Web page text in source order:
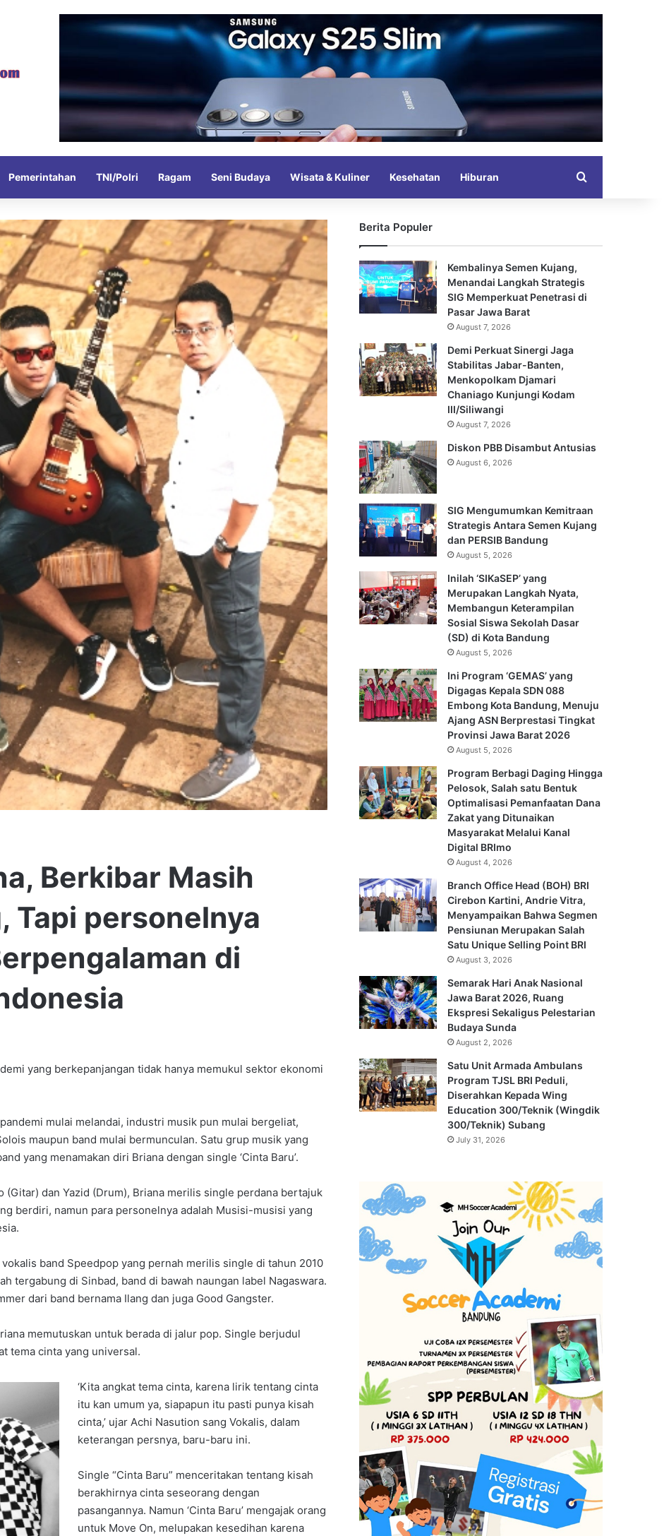
Pemerintahan TNI/Polri Ragam Seni Budaya Wisata & Kuliner Kesehatan Hiburan
Berkibar Masih
Tapi personelnya
di
yang berkepanjangan tidak hanya memukul sektor ekonomi
mulai melandai, industri musik pun mulai bergeliat,
maupun band mulai bermunculan. Satu grup musik yang
yang menamakan diri Briana dengan single ‘Cinta Baru’.
(Gitar) dan Yazid (Drum), Briana merilis single perdana bertajuk
berdiri, namun para personelnya adalah Musisi-musisi yang
band Speedpop yang pernah merilis single di tahun 2010
tergabung di Sinbad, band di bawah naungan label Nagaswara.
dari band bernama Ilang dan juga Good Gangster.
memutuskan untuk berada di jalur pop. Single berjudul
tema cinta yang universal.
‘Kita angkat tema cinta, karena lirik tentang cinta
itu kan umum ya, siapapun itu pasti punya kisah
cinta,’ ujar Achi Nasution sang Vokalis, dalam
keterangan persnya, baru-baru ini.
Single “Cinta Baru” menceritakan tentang kisah
berakhirnya cinta seseorang dengan
pasangannya. Namun ‘Cinta Baru’ mengajak orang
untuk Move On, melupakan kesedihan karena
Berita Populer
Kembalinya Semen Kujang,
Menandai Langkah Strategis
SIG Memperkuat Penetrasi di
Pasar Jawa Barat
August 7, 2026
Demi Perkuat Sinergi Jaga
Stabilitas Jabar-Banten,
Menkopolkam Djamari
Chaniago Kunjungi Kodam
III/Siliwangi
August 7, 2026
Diskon PBB Disambut Antusias
August 6, 2026
SIG Mengumumkan Kemitraan
Strategis Antara Semen Kujang
dan PERSIB Bandung
August 5, 2026
Inilah ‘SIKaSEP’ yang
Merupakan Langkah Nyata,
Membangun Keterampilan
Sosial Siswa Sekolah Dasar
(SD) di Kota Bandung
August 5, 2026
Ini Program ‘GEMAS’ yang
Digagas Kepala SDN 088
Embong Kota Bandung, Menuju
Ajang ASN Berprestasi Tingkat
Provinsi Jawa Barat 2026
August 5, 2026
Program Berbagi Daging Hingga
Pelosok, Salah satu Bentuk
Optimalisasi Pemanfaatan Dana
Zakat yang Ditunaikan
Masyarakat Melalui Kanal
Digital BRImo
August 4, 2026
Branch Office Head (BOH) BRI
Cirebon Kartini, Andrie Vitra,
Menyampaikan Bahwa Segmen
Pensiunan Merupakan Salah
Satu Unique Selling Point BRI
August 3, 2026
Semarak Hari Anak Nasional
Jawa Barat 2026, Ruang
Ekspresi Sekaligus Pelestarian
Budaya Sunda
August 2, 2026
Satu Unit Armada Ambulans
Program TJSL BRI Peduli,
Diserahkan Kepada Wing
Education 300/Teknik (Wingdik
300/Teknik) Subang
July 31, 2026